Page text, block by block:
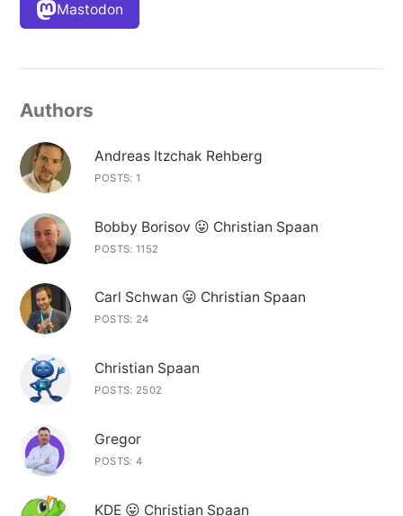
Mastodon
Authors
Andreas Itzchak Rehberg
POSTS: 1
Bobby Borisov 😛 Christian Spaan
POSTS: 1152
Carl Schwan 😛 Christian Spaan
POSTS: 24
Christian Spaan
POSTS: 2502
Gregor
POSTS: 4
KDE 😛 Christian Spaan